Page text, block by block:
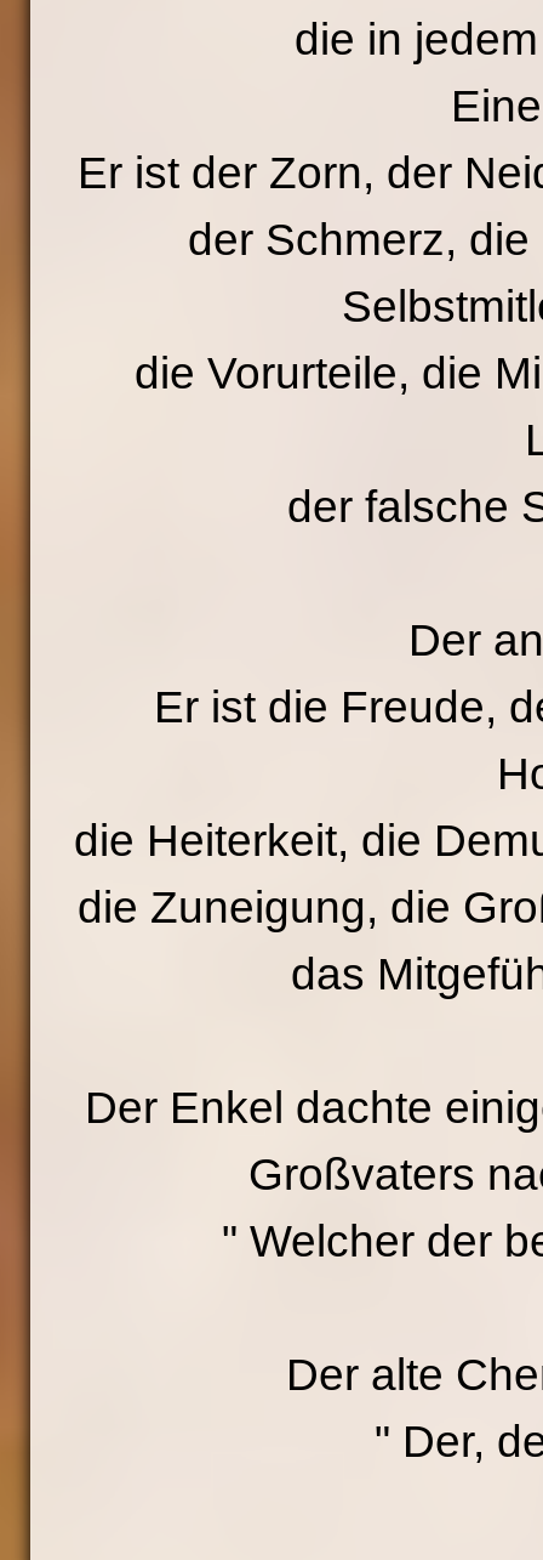
die in
Er ist der Zorn, der
der Schmerz,
die Vorurteile, die
der falsche
Der
Er ist die Freude,
die Heiterkeit, die
die Zuneigung, die
das
Der Enkel dachte
Großvaters
" Welcher der
Der alte
" Der,